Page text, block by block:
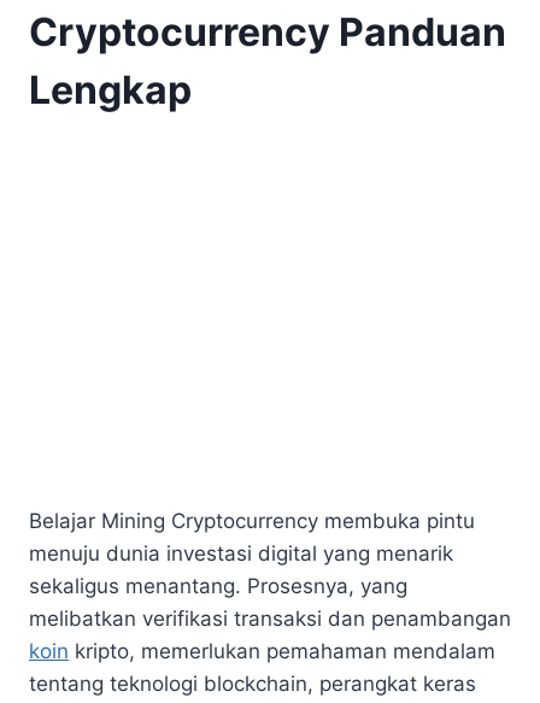
Cryptocurrency Panduan
Lengkap
Belajar Mining Cryptocurrency membuka pintu
menuju dunia investasi digital yang menarik
sekaligus menantang. Prosesnya, yang
melibatkan verifikasi transaksi dan penambangan
koin kripto, memerlukan pemahaman mendalam
tentang teknologi blockchain, perangkat keras